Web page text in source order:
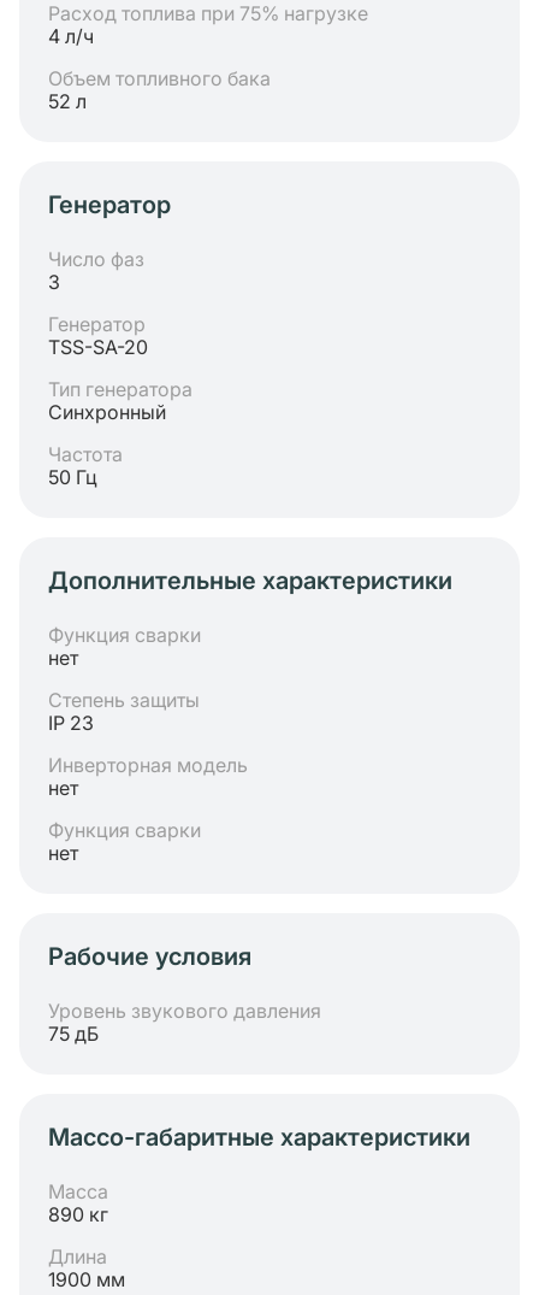
Расход топлива при 75% нагрузке
4 л/ч
Объем топливного бака
52 л
Генератор
Число фаз
3
Генератор
TSS-SA-20
Тип генератора
Синхронный
Частота
50 Гц
Дополнительные характеристики
Функция сварки
нет
Степень защиты
IP 23
Инверторная модель
нет
Функция сварки
нет
Рабочие условия
Уровень звукового давления
75 дБ
Массо-габаритные характеристики
Масса
890 кг
Длина
1900 мм